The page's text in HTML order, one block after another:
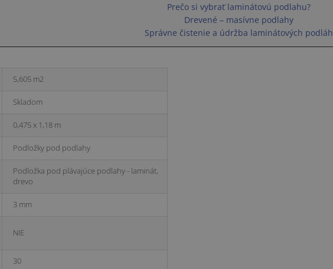
Prečo si vybrať laminátovú podlahu?
Drevené – masívne podlahy
Správne čistenie a údržba laminátových podláh
5,605 m2
Skladom
0,475 x 1,18 m
Podložky pod podlahy
Podložka pod plávajúce podlahy - laminát,
drevo
3 mm
NIE
30